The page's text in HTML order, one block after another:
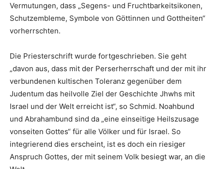
Vermutungen, dass „Segens- und Fruchtbarkeitsikonen,
Schutz­embleme, Symbole von Göttinnen und Gottheiten“
vorherrschten.
Die Priesterschrift wurde fortgeschrieben. Sie geht
„davon aus, dass mit der Perserherrschaft und der mit ihr
verbundenen kultischen Toleranz gegenüber dem
Judentum das heilvolle Ziel der Geschichte Jhwhs mit
Israel und der Welt erreicht ist“, so Schmid. Noahbund
und Abrahambund sind da „eine einseitige Heilszusage
vonseiten Gottes“ für alle Völker und für Israel. So
integrierend dies erscheint, ist es doch ein riesiger
Anspruch Gottes, der mit seinem Volk besiegt war, an die